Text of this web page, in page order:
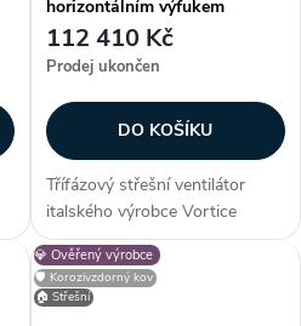
horizontálním výfukem
112 410 Kč
Prodej ukončen
DO KOŠÍKU
Třífázový střešní ventilátor
italského výrobce Vortice
Torrette TRT 210 E 6P s
horizontálním výfukem vhodný
pro montáž na střechy
💎 Ověřený výrobce
🛡️ Korozivzdorný kov
🏠 Střešní